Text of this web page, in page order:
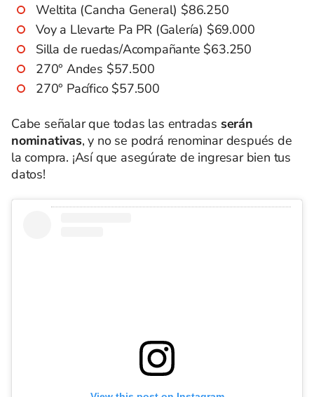
Weltita (Cancha General) $86.250
Voy a Llevarte Pa PR (Galería) $69.000
Silla de ruedas/Acompañante $63.250
270° Andes $57.500
270° Pacífico $57.500
Cabe señalar que todas las entradas serán
nominativas, y no se podrá renominar después de
la compra. ¡Así que asegúrate de ingresar bien tus
datos!